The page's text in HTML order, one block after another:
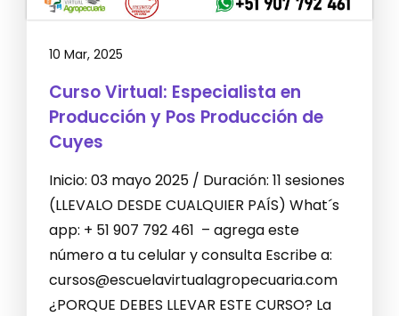
10 Mar, 2025
Curso Virtual: Especialista en
Producción y Pos Producción de
Cuyes
Inicio: 03 mayo 2025 / Duración: 11 sesiones
(LLEVALO DESDE CUALQUIER PAÍS) What´s
app: + 51 907 792 461 – agrega este
número a tu celular y consulta Escribe a:
cursos@escuelavirtualagropecuaria.com
¿PORQUE DEBES LLEVAR ESTE CURSO? La